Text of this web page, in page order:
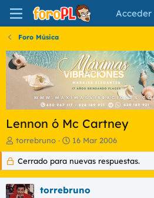
Acceder
Foro Música
Lennon ó Mc Cartney
I
n
c
i
a
torrebruno
F
e
c
h
d
16 Mar 2006
Cerrado para nuevas respuestas.
torrebruno